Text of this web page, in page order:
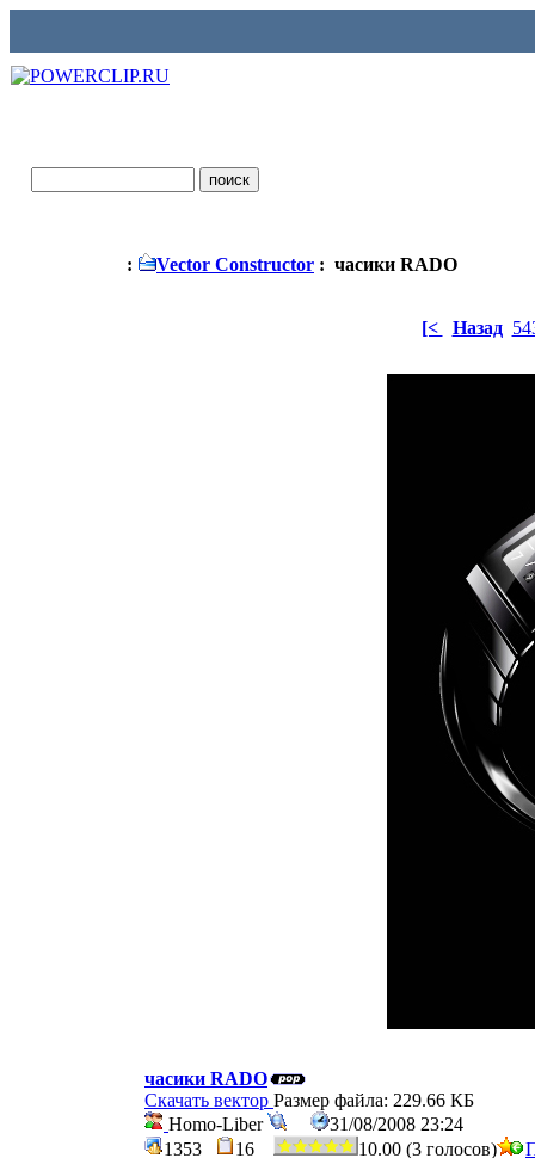
: Vector Constructor : часики RADO
[< Назад
часики RADO
Скачать вектор Размер файла: 229.66 КБ
Homo-Liber
31/08/2008 23:24
1353
16 10.00 (3 голосов)